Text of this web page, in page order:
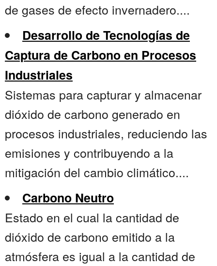
de gases de efecto invernadero....
Desarrollo de Tecnologías de
Captura de Carbono en Procesos
Industriales
Sistemas para capturar y almacenar
dióxido de carbono generado en
procesos industriales, reduciendo las
emisiones y contribuyendo a la
mitigación del cambio climático....
Carbono Neutro
Estado en el cual la cantidad de
dióxido de carbono emitido a la
atmósfera es igual a la cantidad de